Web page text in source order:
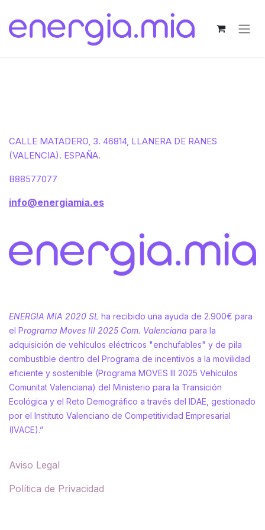
CALLE MATADERO, 3. 46814, LLANERA DE RANES
(VALENCIA). ESPAÑA.
B88577077
info@energiamia.es
ENERGIA MIA 2020 SL ha recibido una ayuda de 2.900€ para
el Programa Moves III 2025 Com. Valenciana para la
adquisición de vehículos eléctricos "enchufables" y de pila
combustible dentro del Programa de incentivos a la movilidad
eficiente y sostenible (Programa MOVES III 2025 Vehículos
Comunitat Valenciana) del Ministerio para la Transición
Ecológica y el Reto Demográfico a través del IDAE, gestionado
por el Instituto Valenciano de Competitividad Empresarial
(IVACE).”
Aviso Legal
Política de Privacidad